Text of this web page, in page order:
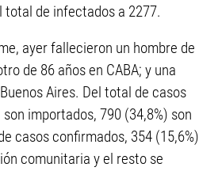
total de infectados a 2277.
ayer fallecieron un hombre de
de 86 años en CABA; y una
Aires. Del total de casos
importados, 790 (34,8%) son
casos confirmados, 354 (15,6%)
comunitaria y el resto se